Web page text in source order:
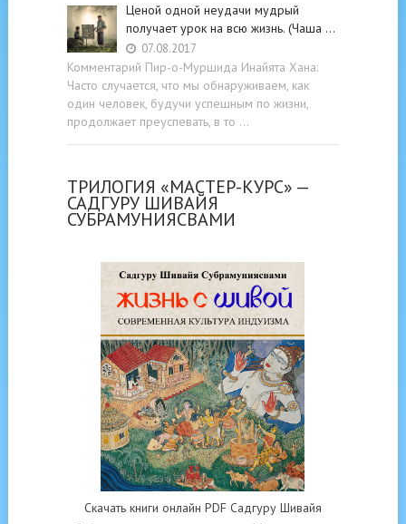
Ценой одной неудачи мудрый
получает урок на всю жизнь. (Чаша …
07.08.2017
Комментарий Пир-о-Муршида Инайята Хана:
Часто случается, что мы обнаруживаем, как
один человек, будучи успешным по жизни,
продолжает преуспевать, в то …
ТРИЛОГИЯ «МАСТЕР-КУРС» —
САДГУРУ ШИВАЙЯ
СУБРАМУНИЯСВАМИ
Скачать книги онлайн PDF Садгуру Шивайя